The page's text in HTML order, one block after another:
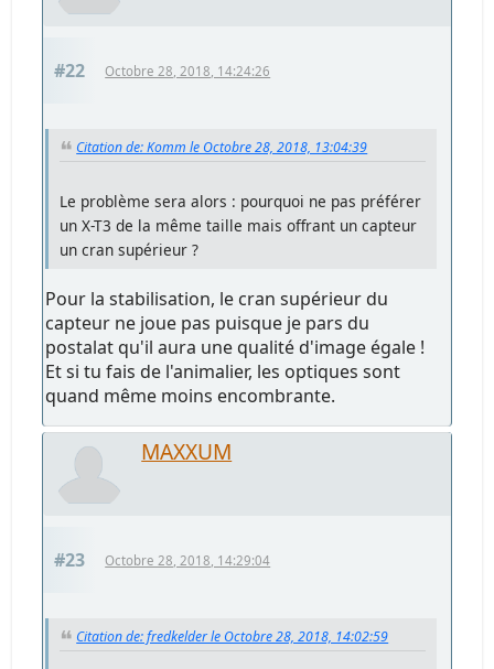
#22 Octobre 28, 2018, 14:24:26
Citation de: Komm le Octobre 28, 2018, 13:04:39
Le problème sera alors : pourquoi ne pas préférer
un X-T3 de la même taille mais offrant un capteur
un cran supérieur ?
Pour la stabilisation, le cran supérieur du
capteur ne joue pas puisque je pars du
postalat qu'il aura une qualité d'image égale !
Et si tu fais de l'animalier, les optiques sont
quand même moins encombrante.
MAXXUM
#23 Octobre 28, 2018, 14:29:04
Citation de: fredkelder le Octobre 28, 2018, 14:02:59